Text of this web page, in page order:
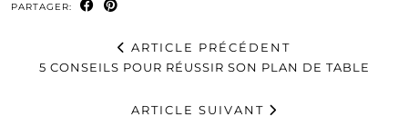
PARTAGER:
ARTICLE PRÉCÉDENT
5 CONSEILS POUR RÉUSSIR SON PLAN DE TABLE
ARTICLE SUIVANT